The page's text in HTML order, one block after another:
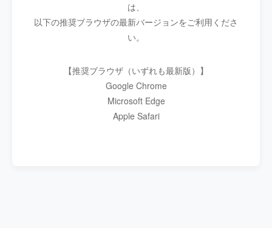
は、
以下の推奨ブラウザの最新バージョンをご利用くださ
い。
【推奨ブラウザ（いずれも最新版）】
Google Chrome
Microsoft Edge
Apple Safari